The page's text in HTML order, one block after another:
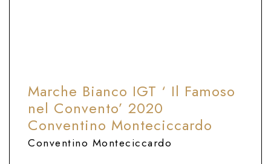
Marche Bianco IGT ‘ Il Famoso
nel Convento’ 2020
Conventino Monteciccardo
Conventino Monteciccardo